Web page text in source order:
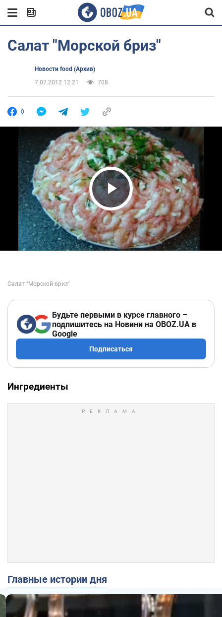
Салат "Морской бриз"
Новости food (Архив)
7.07.2012 12:21
708
0
Play Video
Будьте первыми в курсе главного –
подпишитесь на Новини на OBOZ.UA в
Google
Подписаться
Ингредиенты
Главные истории дня